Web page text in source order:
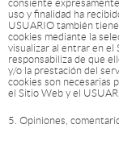
consiente
uso y finalidad ha
USUARIO también
cookies mediante la
visualizar al entrar en
responsabiliza de que
y/o la prestación del
cookies son necesarias
el Sitio Web y el
5. Opiniones,